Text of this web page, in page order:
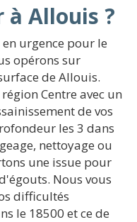
à Allouis ?
urgence pour le
opérons sur
de Allouis.
Centre avec un
de vos
les 3 dans
nettoyage ou
une issue pour
Nous vous
difficultés
le 18500 et ce de